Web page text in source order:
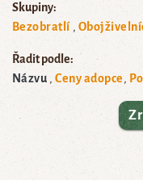
Skupiny:
Bezobratlí
Řadit podle:
Názvu
Ceny adopce